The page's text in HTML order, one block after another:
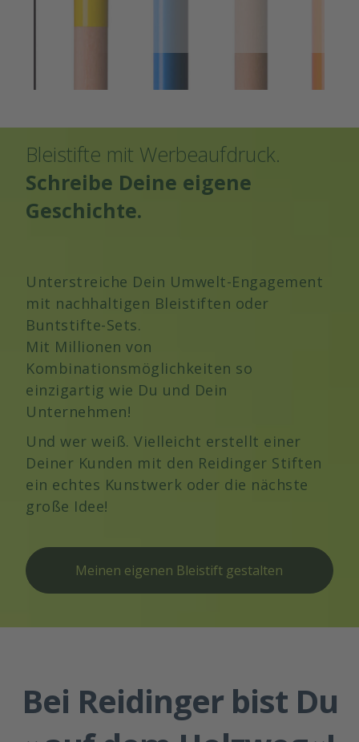
Bleistifte mit Werbeaufdruck.
Schreibe Deine eigene
Geschichte.
Unterstreiche Dein Umwelt-Engagement
mit nachhaltigen Bleistiften oder
Buntstifte-Sets.
Mit Millionen von
Kombinationsmöglichkeiten so
einzigartig wie Du und Dein
Unternehmen!
Und wer weiß. Vielleicht erstellt einer
Deiner Kunden mit den Reidinger Stiften
ein echtes Kunstwerk oder die nächste
große Idee!
Meinen eigenen Bleistift gestalten
Bei Reidinger bist Du